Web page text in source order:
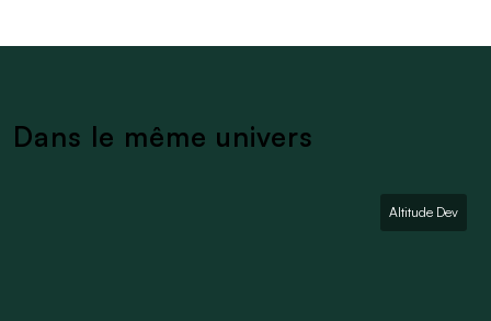
Dans le même univers
Altitude Dev